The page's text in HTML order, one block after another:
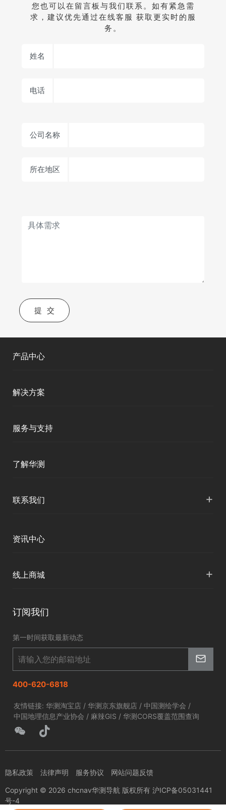
您也可以在留言板与我们联系。如有紧急需
求，建议优先通过在线客服 获取更实时的服
务。
姓名
电话
公司名称
所在地区
提交
产品中心
海洋测绘
精准农业
数字施工
解决方案
地灾监测
智慧交通
智慧海洋
智慧农业
智慧林草
服务与支持
了解华测
投资者关系
联系我们 +
申请成为伙伴
资讯中心
线上商城 +
订阅我们
第一时间获取最新动态
400-620-6818
友情链接:华测淘宝店 /华测京东旗舰店 / 中国测绘学会 /
中国地理信息产业协会 / 麻辣GIS /华测CORS覆盖范围查询
隐私政策 法律声明 服务协议 网站问题反馈
Copyright © 2026 chcnav华测导航 版权所有 沪ICP备05031441
号-4